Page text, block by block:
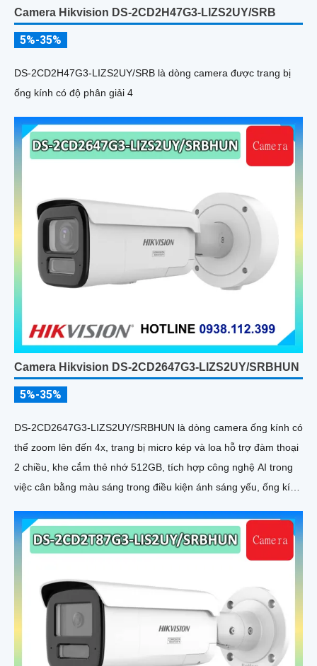
Camera Hikvision DS-2CD2H47G3-LIZS2UY/SRB
5%-35%
DS-2CD2H47G3-LIZS2UY/SRB là dòng camera được trang bị
ống kính có độ phân giải 4
Camera Hikvision DS-2CD2647G3-LIZS2UY/SRBHUN
5%-35%
DS-2CD2647G3-LIZS2UY/SRBHUN là dòng camera ống kính có
thể zoom lên đến 4x, trang bị micro kép và loa hỗ trợ đàm thoại
2 chiều, khe cắm thẻ nhớ 512GB, tích hợp công nghệ AI trong
việc cân bằng màu sáng trong điều kiện ánh sáng yếu, ống kính